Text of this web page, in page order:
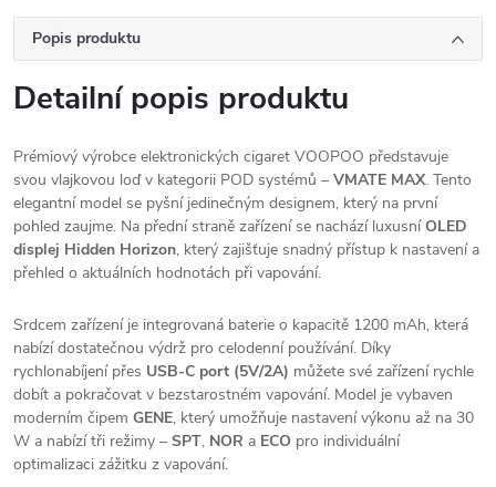
Popis produktu
Detailní popis produktu
Prémiový výrobce elektronických cigaret VOOPOO představuje
svou vlajkovou loď v kategorii POD systémů – VMATE MAX. Tento
elegantní model se pyšní jedinečným designem, který na první
pohled zaujme. Na přední straně zařízení se nachází luxusníOLED
displej Hidden Horizon, který zajišťuje snadný přístup k nastavení a
přehled o aktuálních hodnotách při vapování.
Srdcem zařízení je integrovaná baterie o kapacitě 1200 mAh, která
nabízí dostatečnou výdrž pro celodenní používání. Díky
rychlonabíjení přes USB-C port (5V/2A) můžete své zařízení rychle
dobít a pokračovat v bezstarostném vapování. Model je vybaven
moderním čipem GENE, který umožňuje nastavení výkonu až na 30
W a nabízí tři režimy – SPT, NOR a ECO pro individuální
optimalizaci zážitku z vapování.